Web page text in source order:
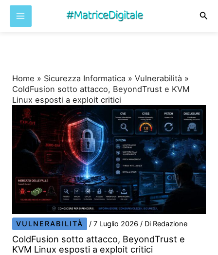
Home » Sicurezza Informatica »Vulnerabilità »
ColdFusion sotto attacco, BeyondTrust e KVM
Linux esposti a exploit critici
VULNERABILITÀ /7 Luglio 2026/ Di Redazione
ColdFusion sotto attacco, BeyondTrust e
KVM Linux esposti a exploit critici